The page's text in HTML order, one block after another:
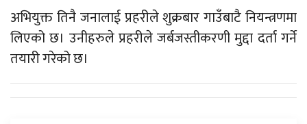
अभियुक्त तिनै जनालाई प्रहरीले शुक्रबार गाउँबाटै नियन्त्रणमा
लिएको छ। उनीहरुले प्रहरीले जर्बजस्तीकरणी मुद्दा दर्ता गर्ने
तयारी गरेको छ।